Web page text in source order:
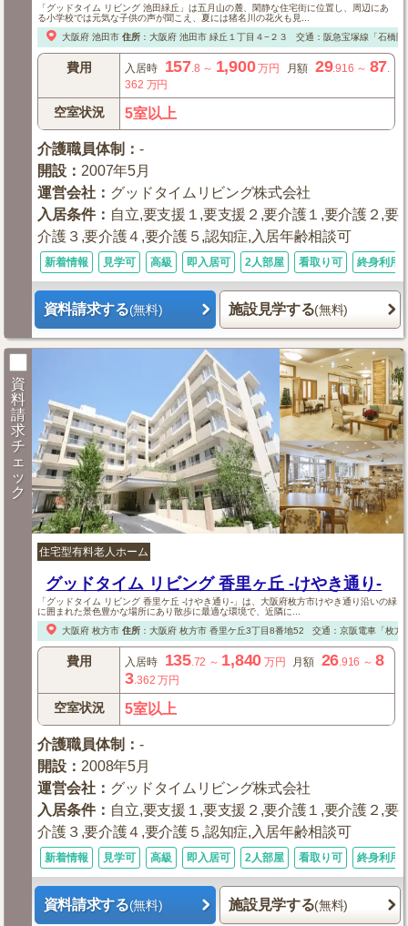
「グッドタイム リビング 池田緑丘」は五月山の麓、閑静な住宅街に位置し、周辺にあ
る小学校では元気な子供の声が聞こえ、夏には猪名川の花火も見...
大阪府 池田市 住所： 大阪府 池田市緑丘１丁目４−２３ 交通：阪急宝塚線「石橋
費用 入居時 157 .8 ～ 1,900万円 月額 29.916 ～ 87
362 万円
空室状況 5室以上
介護職員体制 ：-
開設 ： 2007年5月
運営会社 ： グッドタイムリビング株式会社
入居条件： 自立,要支援１,要支援２,要介護１,要介護２,要
介護３,要介護４,要介護５,認知症,入居年齢相談可
新着情報 見学可 高級 即入居可 2人部屋 看取り可 終身利用
資料請求する(無料) 施設見学する(無料)
資
料
請
求
チ
ェ
ッ
ク
住宅型有料老人ホーム
グッドタイム リビング 香里ヶ丘 -けやき通り-
「グッドタイム リビング 香里ケ丘 -けやき通り-」は、大阪府枚方市けやき通り沿いの緑
に囲まれた景色豊かな場所にあり散歩に最適な環境で、近隣に...
大阪府 枚方市 住所： 大阪府 枚方市香里ケ丘3丁目8番地52 交通：京阪電車「枚方
費用 入居時 135.72 ～ 1,840 万円 月額 26.916 ～8
3.362 万円
空室状況 5室以上
介護職員体制 ：-
開設 ： 2008年5月
運営会社 ： グッドタイムリビング株式会社
入居条件： 自立,要支援１,要支援２,要介護１,要介護２,要
介護３,要介護４,要介護５,認知症,入居年齢相談可
新着情報 見学可 高級 即入居可 2人部屋 看取り可 終身利用
資料請求する(無料) 施設見学する(無料)